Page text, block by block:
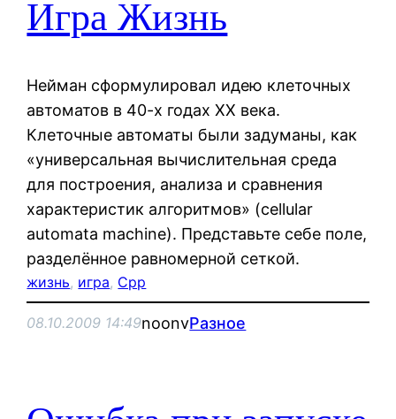
Игра Жизнь
Нейман сформулировал идею клеточных
автоматов в 40-х годах XX века.
Клеточные автоматы были задуманы, как
«универсальная вычислительная среда
для построения, анализа и сравнения
характеристик алгоритмов» (cellular
automata machine). Представьте себе поле,
разделённое равномерной сеткой.
жизнь, игра, Сpp
08.10.2009 14:49noonvРазное